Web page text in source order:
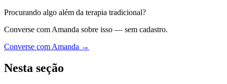
Procurando algo além da terapia tradicional?
Converse com Amanda sobre isso — sem cadastro.
Converse com Amanda →
Nesta seção